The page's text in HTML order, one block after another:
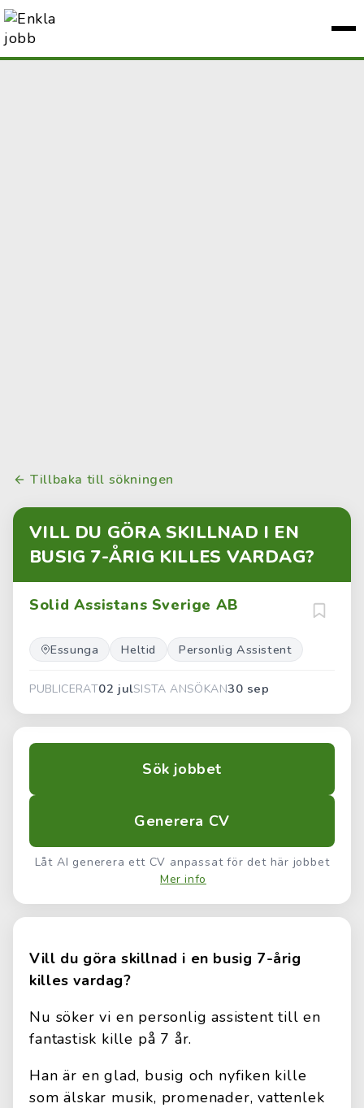
Tillbaka till sökningen
VILL DU GÖRA SKILLNAD I EN
BUSIG 7-ÅRIG KILLES VARDAG?
Solid Assistans Sverige AB
Essunga Heltid Personlig Assistent
PUBLICERAT02 julSISTA ANSÖKAN30 sep
Sök jobbet
Generera CV
Låt AI generera ett CV anpassat för det här jobbet
Mer info
Vill du göra skillnad i en busig 7-årig
killes vardag?
Nu söker vi en personlig assistent till en
fantastisk kille på 7 år.
Han är en glad, busig och nyfiken kille
som älskar musik, promenader, vattenlek